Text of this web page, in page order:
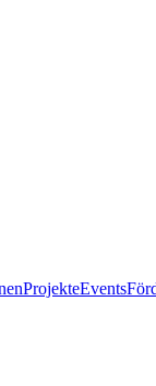
ProjekteEvents